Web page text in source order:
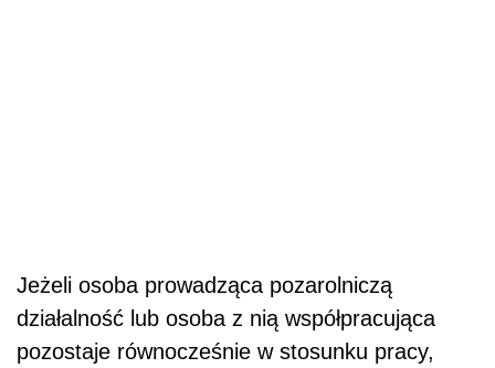
Jeżeli osoba prowadząca pozarolniczą
działalność lub osoba z nią współpracująca
pozostaje równocześnie w stosunku pracy,